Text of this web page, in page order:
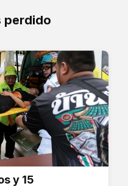
perdido
y 15